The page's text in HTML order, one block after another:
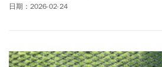
業清單不是一份普通的創業建議，而是一
日期：2026-02-24